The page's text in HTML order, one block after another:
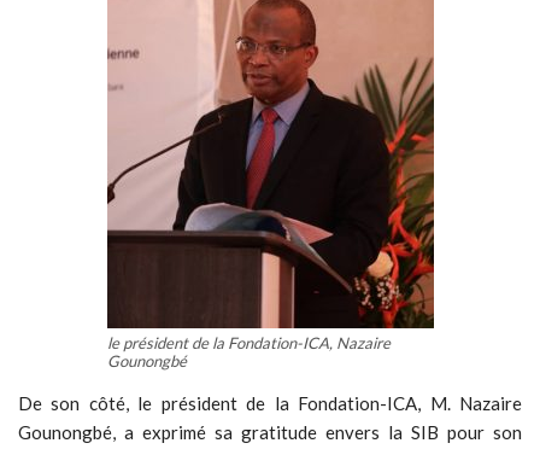
le président de la Fondation-ICA, Nazaire
Gounongbé
De son côté, le président de la Fondation-ICA, M. Nazaire
Gounongbé, a exprimé sa gratitude envers la SIB pour son